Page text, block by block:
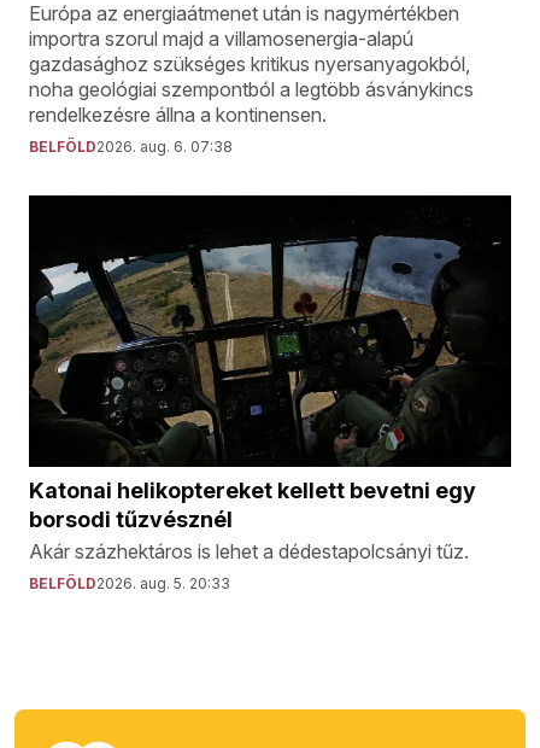
Európa az energiaátmenet után is nagymértékben
importra szorul majd a villamosenergia-alapú
gazdasághoz szükséges kritikus nyersanyagokból,
noha geológiai szempontból a legtöbb ásványkincs
rendelkezésre állna a kontinensen.
BELFÖLD2026. aug. 6. 07:38
Katonai helikoptereket kellett bevetni egy
borsodi tűzvésznél
Akár százhektáros is lehet a dédestapolcsányi tűz.
BELFÖLD2026. aug. 5. 20:33